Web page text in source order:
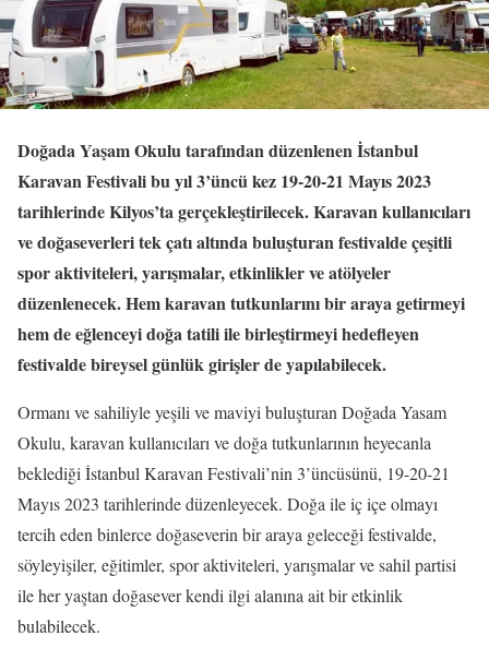
Doğada Yaşam Okulu tarafından düzenlenen İstanbul
Karavan Festivali bu yıl 3’üncü kez 19-20-21 Mayıs 2023
tarihlerinde Kilyos’ta gerçekleştirilecek. Karavan kullanıcıları
ve doğaseverleri tek çatı altında buluşturan festivalde çeşitli
spor aktiviteleri, yarışmalar, etkinlikler ve atölyeler
düzenlenecek. Hem karavan tutkunlarını bir araya getirmeyi
hem de eğlenceyi doğa tatili ile birleştirmeyi hedefleyen
festivalde bireysel günlük girişler de yapılabilecek.
Ormanı ve sahiliyle yeşili ve maviyi buluşturan Doğada Yasam
Okulu, karavan kullanıcıları ve doğa tutkunlarının heyecanla
beklediği İstanbul Karavan Festivali’nin 3’üncüsünü, 19-20-21
Mayıs 2023 tarihlerinde düzenleyecek. Doğa ile iç içe olmayı
tercih eden binlerce doğaseverin bir araya geleceği festivalde,
söyleyişiler, eğitimler, spor aktiviteleri, yarışmalar ve sahil partisi
ile her yaştan doğasever kendi ilgi alanına ait bir etkinlik
bulabilecek.